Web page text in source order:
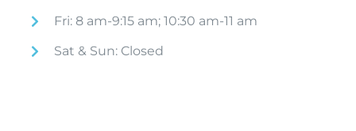
Fri: 8 am-9:15 am; 10:30 am-11 am
Sat & Sun: Closed